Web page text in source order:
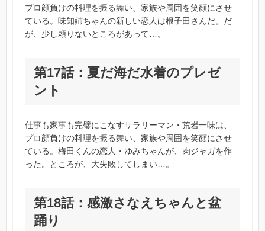
プロ顔負けの料理を振る舞い、家族や周囲を笑顔にさせ
ている。味知姉ちゃんの新しい恋人は根子田さんだ。だ
が、少し頼りないところがあって…。
第17話：夏だ海だ水着のプレゼ
ント
仕事も家事も完璧にこなすサラリーマン・荒岩一味は、
プロ顔負けの料理を振る舞い、家族や周囲を笑顔にさせ
ている。梅田くんの恋人・ゆみちゃんが、肉ジャガを作
った。ところが、大失敗してしまい…。
第18話：感激さなえちゃんと盆
踊り